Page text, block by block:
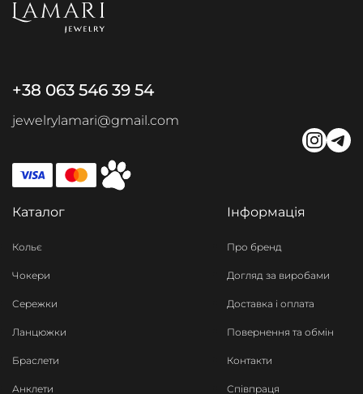
+38 063 546 39 54
jewelrylamari@gmail.com
Каталог
Кольє
Чокери
Сережки
Ланцюжки
Браслети
Анклети
Інформація
Про бренд
Догляд за виробами
Доставка і оплата
Повернення та обмін
Контакти
Співпраця